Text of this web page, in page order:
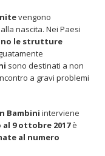
vengono
nascita. Nei Paesi
le strutture
sono destinati a non
a gravi problemi
Bambini interviene
al 9 ottobre 2017è
al numero
13 dicembre 2024 – In
carnet per le Prove Aperte